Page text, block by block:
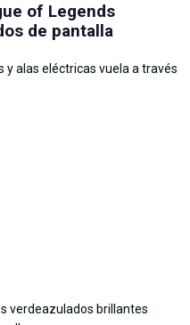
of Legends
de pantalla